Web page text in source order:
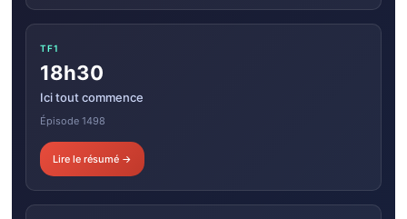
TF1
18h30
Ici tout commence
Épisode 1498
Lire le résumé →